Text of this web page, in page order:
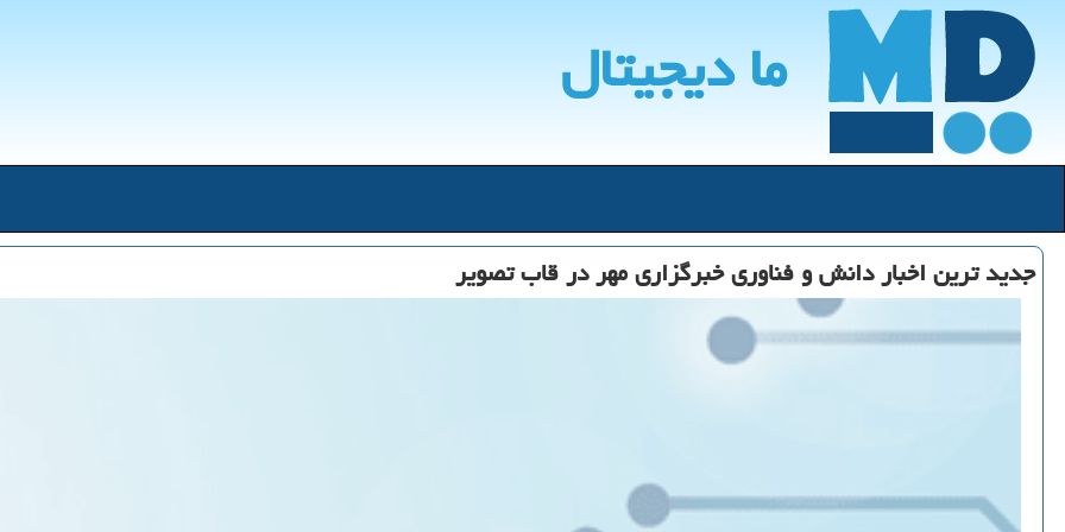
ما دیجیتال
جدید ترین اخبار دانش و فناوری خبرگزاری مهر در قاب تصویر